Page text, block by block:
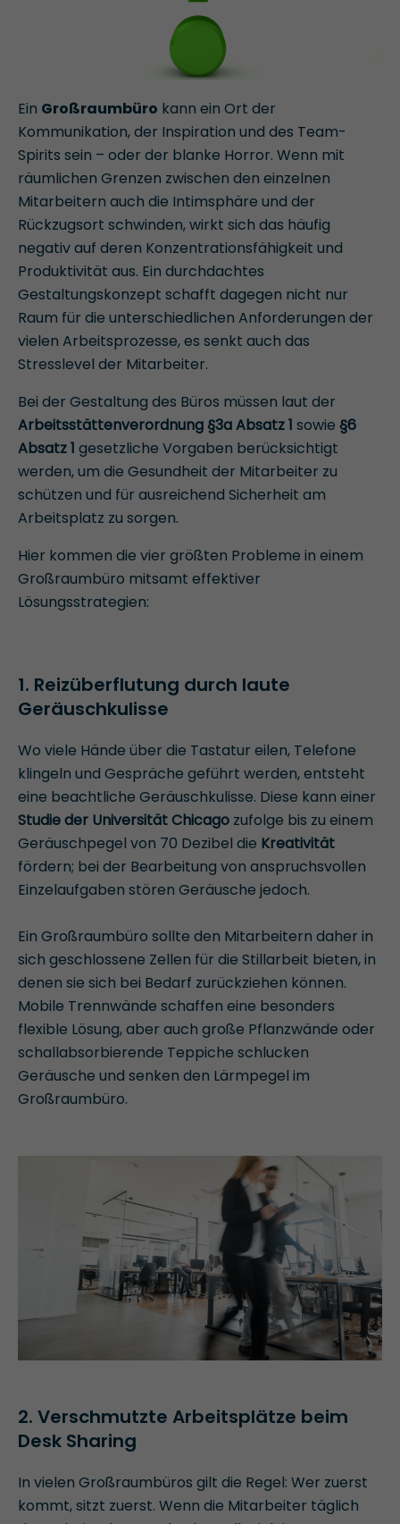
Ein Großraumbüro kann ein Ort der
Kommunikation, der Inspiration und des Team-
Spirits sein – oder der blanke Horror. Wenn mit
räumlichen Grenzen zwischen den einzelnen
Mitarbeitern auch die Intimsphäre und der
Rückzugsort schwinden, wirkt sich das häufig
negativ auf deren Konzentrationsfähigkeit und
Produktivität aus. Ein durchdachtes
Gestaltungskonzept schafft dagegen nicht nur
Raum für die unterschiedlichen Anforderungen der
vielen Arbeitsprozesse, es senkt auch das
Stresslevel der Mitarbeiter.
Bei der Gestaltung des Büros müssen laut der
Arbeitsstättenverordnung §3a Absatz 1 sowie §6
Absatz 1 gesetzliche Vorgaben berücksichtigt
werden, um die Gesundheit der Mitarbeiter zu
schützen und für ausreichend Sicherheit am
Arbeitsplatz zu sorgen.
Hier kommen die vier größten Probleme in einem
Großraumbüro mitsamt effektiver
Lösungsstrategien:
1. Reizüberflutung durch laute
Geräuschkulisse
Wo viele Hände über die Tastatur eilen, Telefone
klingeln und Gespräche geführt werden, entsteht
eine beachtliche Geräuschkulisse. Diese kann einer
Studie der Universität Chicago zufolge bis zu einem
Geräuschpegel von 70 Dezibel die Kreativität
fördern; bei der Bearbeitung von anspruchsvollen
Einzelaufgaben stören Geräusche jedoch.
Ein Großraumbüro sollte den Mitarbeitern daher in
sich geschlossene Zellen für die Stillarbeit bieten, in
denen sie sich bei Bedarf zurückziehen können.
Mobile Trennwände schaffen eine besonders
flexible Lösung, aber auch große Pflanzwände oder
schallabsorbierende Teppiche schlucken
Geräusche und senken den Lärmpegel im
Großraumbüro.
2. Verschmutzte Arbeitsplätze beim
Desk Sharing
In vielen Großraumbüros gilt die Regel: Wer zuerst
kommt, sitzt zuerst. Wenn die Mitarbeiter täglich